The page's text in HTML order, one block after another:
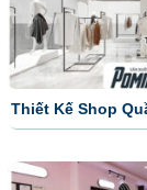
Thiết Kế Shop